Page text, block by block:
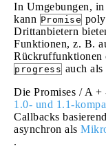
In Umgebungen,
kann Promise
Drittanbietern
Funktionen, z. B.
Rückruffunktionen
progress auch als
Die Promises / A +
1.0- und 1.1-
Callbacks
asynchron als
.